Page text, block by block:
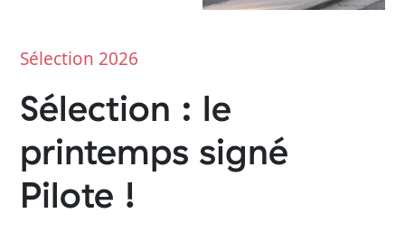
Sélection 2026
Sélection : le
printemps signé
Pilote !